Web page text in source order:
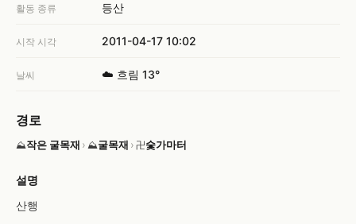
활동 종류 등산
시작 시각 2011-04-17 10:02
날씨 ☁️ 흐림 13°
경로
⛰작은 굴목재 › ⛰굴목재 › 卍숯가마터
설명
산행